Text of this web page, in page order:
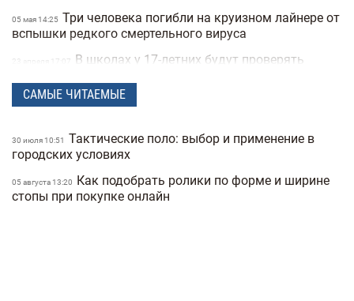
05 мая 14:25 Три человека погибли на круизном лайнере от
вспышки редкого смертельного вируса
23 апреля 17:07
В школах у 17-летних будут проверять
Полиция Мексики несколько дней не могла
21 апреля 16:19 "Не спасайте меня, помогите папе" —
прокуратура показала видео с полицейских
видеорегистраторов во время теракта в Киеве
15 апреля 17:53 В Санкт-Петербурге якобы задержали
САМЫЕ ЧИТАЕМЫЕ
30 июля 10:51
Тактические поло: выбор и применение в
городских условиях
05 августа 13:20
Как подобрать ролики по форме и ширине
стопы при покупке онлайн